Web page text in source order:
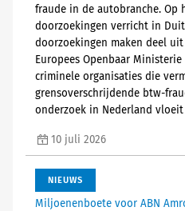
fraude in de autobranche. Op
doorzoekingen verricht in
doorzoekingen maken deel
Europees Openbaar
criminele organisaties die
grensoverschrijdende btw-
onderzoek in Nederland
10 juli 2026
NIEUWS
Miljoenenboete voor ABN